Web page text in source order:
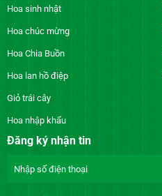
Hoa sinh nhật
Hoa chúc mừng
Hoa Chia Buồn
Hoa lan hồ điệp
Giỏ trái cây
Hoa nhập khẩu
Đăng ký nhận tin